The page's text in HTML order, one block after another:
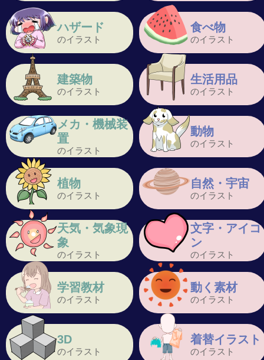
ハザード
のイラスト
食べ物
のイラスト
建築物
のイラスト
生活用品
のイラスト
メカ・機械装
置
のイラスト
動物
のイラスト
植物
のイラスト
自然・宇宙
のイラスト
天気・気象現
象
のイラスト
文字・アイコ
ン
のイラスト
学習教材
のイラスト
動く素材
のイラスト
3D
のイラスト
着替イラスト
のイラスト